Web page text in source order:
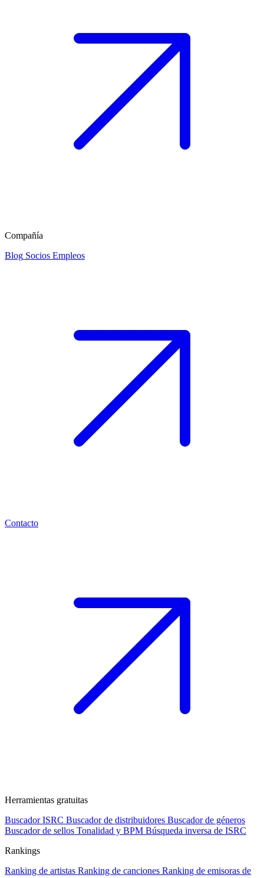
Compañía
Blog Socios Empleos
Contacto
Herramientas gratuitas
Buscador ISRC Buscador de distribuidores Buscador de géneros
Buscador de sellos Tonalidad y BPM Búsqueda inversa de ISRC
Rankings
Ranking de artistas Ranking de canciones Ranking de emisoras de